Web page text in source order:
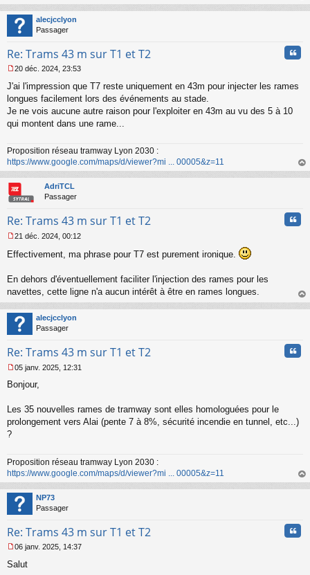
n
o
n
l
au
alecjcclyon
Passager
Re: Trams 43 m sur T1 et T2
e
s
g
n
o
n
l
u
20 déc. 2024, 23:53
J'ai l'impression que T7 reste uniquement en 43m pour injecter les rames
longues facilement lors des événements au stade.
Je ne vois aucune autre raison pour l'exploiter en 43m au vu des 5 à 10
qui montent dans une rame...
Proposition réseau tramway Lyon 2030 :
https://www.google.com/maps/d/viewer?mi ... 00005&z=11
au
AdriTCL
Passager
Re: Trams 43 m sur T1 et T2
e
a
g
n
o
n
u
21 déc. 2024, 00:12
Effectivement, ma phrase pour T7 est purement ironique.
En dehors d'éventuellement faciliter l'injection des rames pour les
navettes, cette ligne n'a aucun intérêt à être en rames longues.
au
alecjcclyon
Passager
Re: Trams 43 m sur T1 et T2
e
s
g
n
l
u
05 janv. 2025, 12:31
Bonjour,
Les 35 nouvelles rames de tramway sont elles homologuées pour le
prolongement vers Alai (pente 7 à 8%, sécurité incendie en tunnel, etc...)
?
Proposition réseau tramway Lyon 2030 :
https://www.google.com/maps/d/viewer?mi ... 00005&z=11
au
NP73
Passager
Re: Trams 43 m sur T1 et T2
e
06 janv. 2025, 14:37
Salut